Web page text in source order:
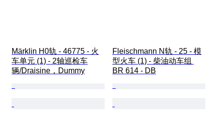
Märklin H0轨 - 46775 - 火
车单元 (1) - 2轴巡检车
辆/Draisine，Dummy
Fleischmann N轨 - 25 - 模
型火车 (1) - 柴油动车组
BR 614 - DB